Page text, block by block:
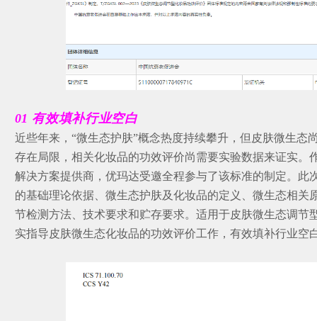
01 有效填补行业空白
近些年来，“微生态护肤”概念热度持续攀升，但皮肤微生态
存在局限，相关化妆品的功效评价尚需要实验数据来证实。
解决方案提供商，优玛达受邀全程参与了该标准的制定。此
的基础理论依据、微生态护肤及化妆品的定义、微生态相关
节检测方法、技术要求和贮存要求。适用于皮肤微生态调节
实指导皮肤微生态化妆品的功效评价工作，有效填补行业空